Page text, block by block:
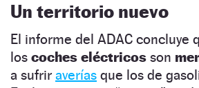
Un territorio nuevo
El informe del ADAC concluye
los coches eléctricos son
a sufrir averías que los de